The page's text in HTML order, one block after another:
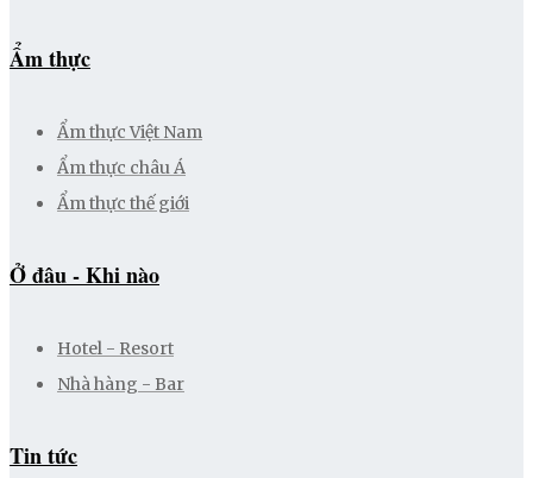
Ẩm thực
Ẩm thực Việt Nam
Ẩm thực châu Á
Ẩm thực thế giới
Ở đâu - Khi nào
Hotel - Resort
Nhà hàng - Bar
Tin tức